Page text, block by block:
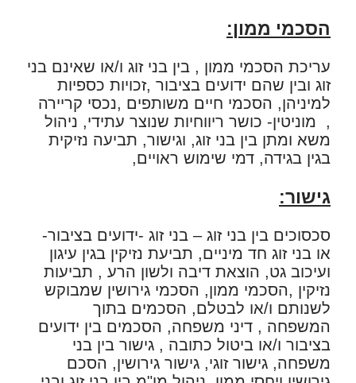
הסכמי ממון:
עריכת הסכמי ממון , בין בני זוג ו/או שאינם בני
זוג ובין שהם ידועים בציבור ,זכויות כספיות
למיניהן, הסכמי חיים משותפים ,נכסי קריירה
, מוניטין- כושר ריווחיות שנוצר עתידי, ניהול
משא ומתן בין בני זוג, וגישור, תביעה נזיקית
בגין בגידה, דמי שימוש ראויים,
גישור:
סכסוכים בין בני זוג – בני זוג -ידועים בציבור-
או בני זוג חד מיניים, תביעת נזיקין בגין עיגון
ועיכוב גט, הוצאת דיבה ולשון הרע , תביעות
נזיקין ,הסכמי ממון, הסכמי גירושין שמבוקש
לשנותם ו/או לבטלם, הסכמים בתוך
המשפחה , דיני משפחה, הסכמים בין ידועים
בציבור ו/או ביטול כתובה , גישור בין בני
משפחה, גישור זוגי, גישור גירושין, הסכם